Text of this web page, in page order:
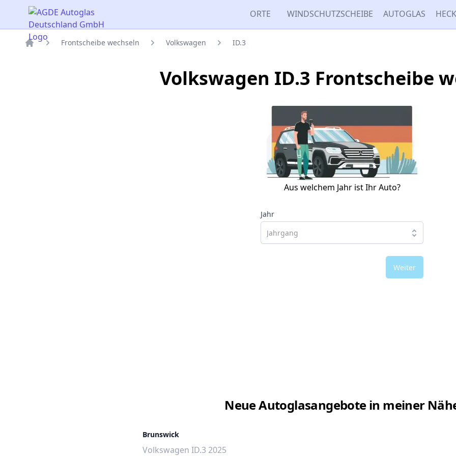
AGDE Autoglas Deutschland GmbH ORTE WINDSCHUTZSCHEIBE AUTOGLAS
Frontscheibe wechseln Volkswagen ID.3
Volkswagen ID.3 Frontscheibe
Aus welchem Jahr ist Ihr Auto?
Jahr
Weiter
Neue Autoglasangebote in meiner
Brunswick
Volkswagen ID.3 2025